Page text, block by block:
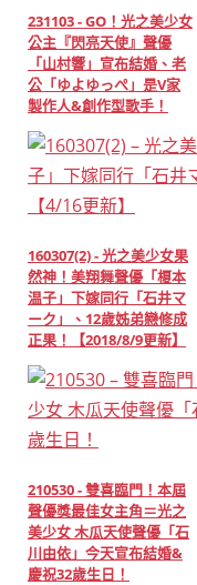
231103 - GO！光之美少女
公主『閃亮天使』聲優
「山村響」宣布結婚、老
公「ゆよゆっぺ」是V家
製作人&創作型歌手！
160307(2) - 光之美少女果
然神！美翔舞聲優「榎本
温子」下嫁同行「石井マ
ーク」、12歲姊弟戀修成
正果！【2018/8/9更新】
210530 - 雙喜臨門！本屆
聲優獎最佳女主角＝光之
美少女 木瓜天使聲優「石
川由依」今天宣布結婚&
慶祝32歲生日！